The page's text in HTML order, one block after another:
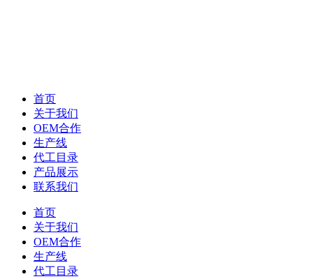
首页
关于我们
OEM合作
生产线
代工目录
产品展示
联系我们
首页
关于我们
OEM合作
生产线
代工目录